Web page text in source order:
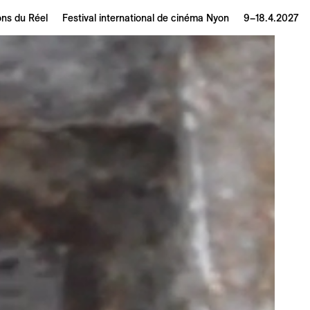
du Réel Festival international de cinéma Nyon 9–18.4.2027